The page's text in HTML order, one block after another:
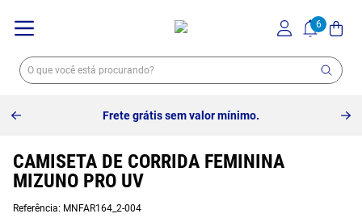
Frete grátis sem valor mínimo.
CAMISETA DE CORRIDA FEMININA
MIZUNO PRO UV
Referência: MNFAR164_2-004